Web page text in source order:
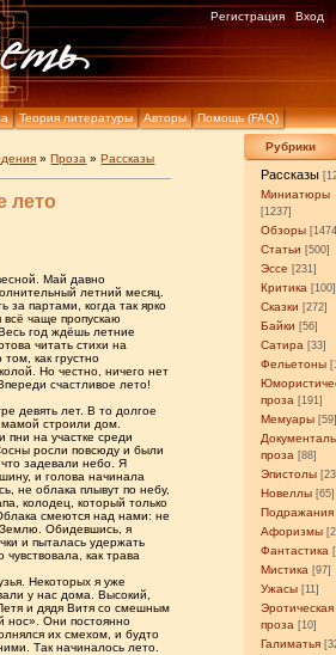
Теория литературы Авторы Помощь (FAQ)
Регистрация Вход
Рубрики
Рассказы
Миниатюры
[1237]
Обзоры
Статьи [500]
Эссе [231]
Критика [100]
Сказки [272]
Байки [56]
Сатира [33]
Фельетоны
проза [191]
Мемуары
проза [88]
Эпистолы
Новеллы [65]
Подражания
Афоризмы
Фантастика
Мистика [97]
Ужасы [11]
Эротическая
проза [10]
Галиматья
»Проза »Рассказы
лето
Май давно
летний месяц.
за партами, когда так ярко
всё чаще пропускаю
год ждёшь летние
читать стихи на
как грустно
Но честно, ничего нет
счастливое лето!
девять лет. В то долгое
строили дом.
пни на участке среди
росли повсюду и были
что задевали небо. Я
и голова начинала
не облака плывут по небу,
колодец, который только
смеются над нами: не
Обидевшись, я
и пыталась удержать
как трава
Некоторых я уже
у нас дома. Высокий,
и дядя Витя со смешным
нос». Они постоянно
их смехом, и будто
Так начиналось лето.